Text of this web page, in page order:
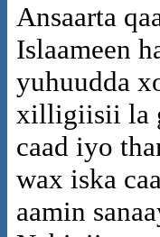
Ansaarta
Islaameen
yuhuudda
xilligiisii la
caad iyo
wax iska
aamin